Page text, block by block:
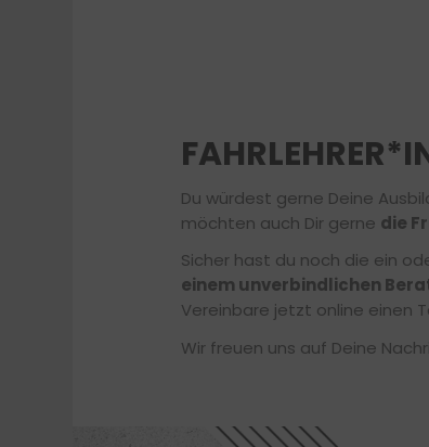
Du würdest gerne Deine
möchten auch Dir gerne die
Sicher hast du noch die ein
einem unverbindlichen
Vereinbare jetzt online einen
Wir freuen uns auf Deine